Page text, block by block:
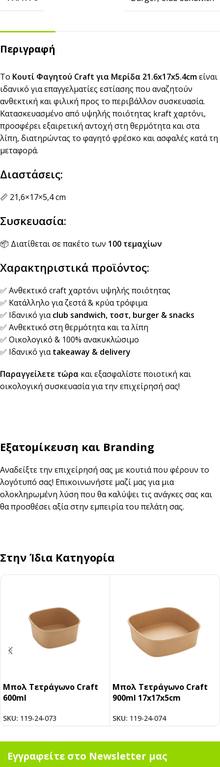
Περιγραφή
Το Κουτί Φαγητού Craft για Μερίδα 21.6x17x5.4cmείναι
ιδανικό για επαγγελματίες εστίασης που αναζητούν
ανθεκτική και φιλική προς το περιβάλλον συσκευασία.
Κατασκευασμένο από υψηλής ποιότητας kraft χαρτόνι,
προσφέρει εξαιρετική αντοχή στη θερμότητα και στα
λίπη, διατηρώντας το φαγητό φρέσκο και ασφαλές κατά τη
μεταφορά.
Διαστάσεις:
📏 21,6×17×5,4 cm
Συσκευασία:
📦 Διατίθεται σε πακέτο των 100 τεμαχίων
Χαρακτηριστικά προϊόντος:
✅ Ανθεκτικό craft χαρτόνι υψηλής ποιότητας
✅ Κατάλληλο για ζεστά & κρύα τρόφιμα
✅ Ιδανικό γιαclub sandwich, τοστ, burger & snacks
✅ Ανθεκτικό στη θερμότητα και τα λίπη
✅ Οικολογικό & 100% ανακυκλώσιμο
✅ Ιδανικό γιαtakeaway & delivery
Παραγγείλετε τώρα και εξασφαλίστε ποιοτική και
οικολογική συσκευασία για την επιχείρησή σας!
Εξατομίκευση και Branding
Αναδείξτε την επιχείρησή σας με κουτιά που φέρουν το
λογότυπό σας! Επικοινωνήστε μαζί μας για μια
ολοκληρωμένη λύση που θα καλύψει τις ανάγκες σας και
θα προσθέσει αξία στην εμπειρία του πελάτη σας.
Στην Ίδια Κατηγορία
Μπολ Τετράγωνο Craft
600ml
SKU: 119-24-073
Μπολ Τετράγωνο Craft
900ml 17x17x5cm
SKU: 119-24-074
Εγγραφείτε στο Newsletter μας